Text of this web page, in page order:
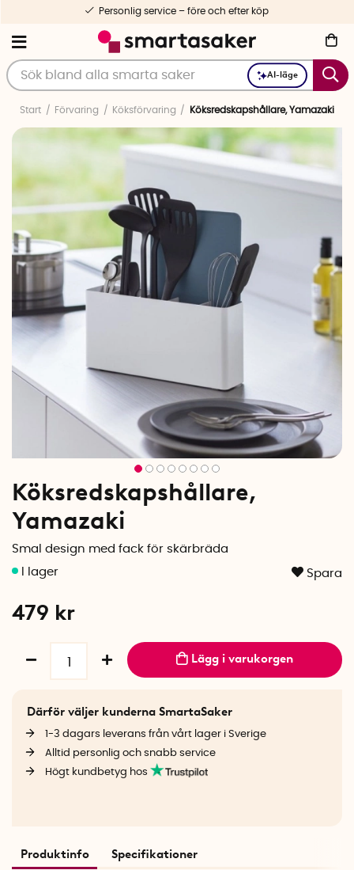
AI-läge
Personlig service – före och efter köp
Start Förvaring Köksförvaring Köksredskapshållare, Yamazaki
Köksredskapshållare,
Yamazaki
Smal design med fack för skärbräda
Spara
479 kr
Lägg i varukorgen
Därför väljer kunderna SmartaSaker
1-3 dagars leverans från vårt lager i Sverige
Alltid personlig och snabb service
Högt kundbetyg hos
Produktinfo Specifikationer